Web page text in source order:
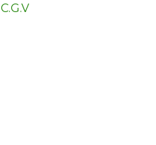
C.G.V